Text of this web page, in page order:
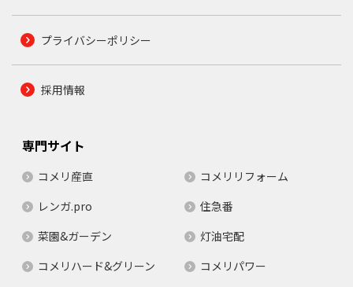
プライバシーポリシー
採用情報
専門サイト
コメリ産直
コメリリフォーム
レンガ.pro
住急番
菜園&ガーデン
灯油宅配
コメリハード&グリーン
コメリパワー